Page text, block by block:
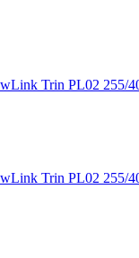
Trin PL02 255/
Trin PL02 255/